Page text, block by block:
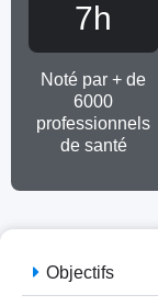
7h
Noté par + de
6000
professionnels
de santé
Objectifs